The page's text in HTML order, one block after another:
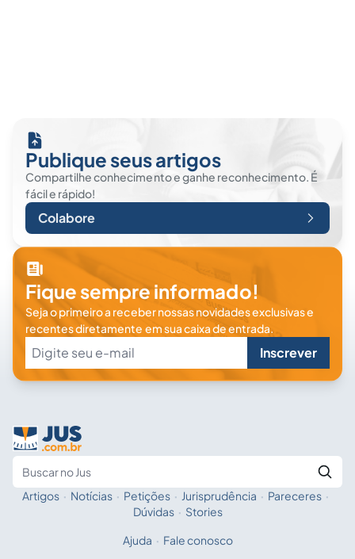
Publique seus artigos
Compartilhe conhecimento e ganhe reconhecimento. É
fácil e rápido!
Colabore
Fique sempre informado!
Seja o primeiro a receber nossas novidades exclusivas e
recentes diretamente em sua caixa de entrada.
Inscrever
Fale com a IA
Artigos · Notícias · Petições · Jurisprudência · Pareceres ·
Dúvidas · Stories
Ajuda · Fale conosco